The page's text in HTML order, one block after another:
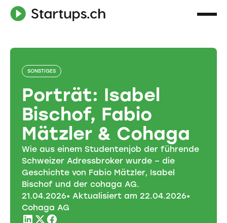
SONSTIGES
Porträt: Isabel
Bischof, Fabio
Mätzler & Cohaga
Wie aus einem Studentenjob der führende
Schweizer Adressbroker wurde – die
Geschichte von Fabio Mätzler, Isabel
Bischof und der cohaga AG.
21.04.2026• Aktualisiert am 22.04.2026•
Cohaga AG